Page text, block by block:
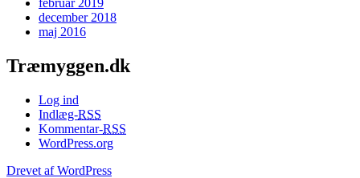
februar 2019
december 2018
maj 2016
Træmyggen.dk
Log ind
Indlæg-RSS
Kommentar-RSS
WordPress.org
Drevet af WordPress